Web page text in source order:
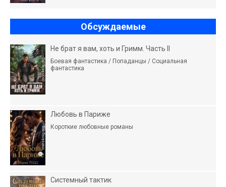
Обсуждаемые
Не брат я вам, хоть и Гримм. Часть II
Боевая фантастика / Попаданцы / Социальная
фантастика
Любовь в Париже
Короткие любовные романы
Системный тактик